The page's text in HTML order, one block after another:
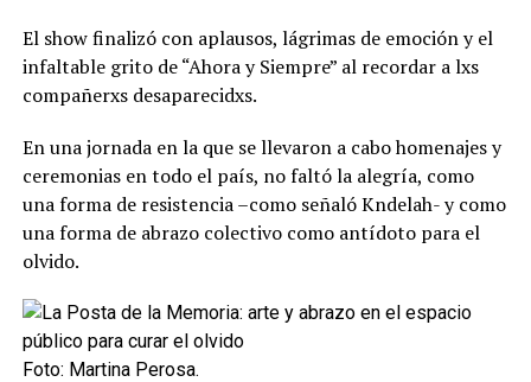
El show finalizó con aplausos, lágrimas de emoción y el
infaltable grito de “Ahora y Siempre” al recordar a lxs
compañerxs desaparecidxs.
En una jornada en la que se llevaron a cabo homenajes y
ceremonias en todo el país, no faltó la alegría, como
una forma de resistencia –como señaló Kndelah- y como
una forma de abrazo colectivo como antídoto para el
olvido.
Foto: Martina Perosa.